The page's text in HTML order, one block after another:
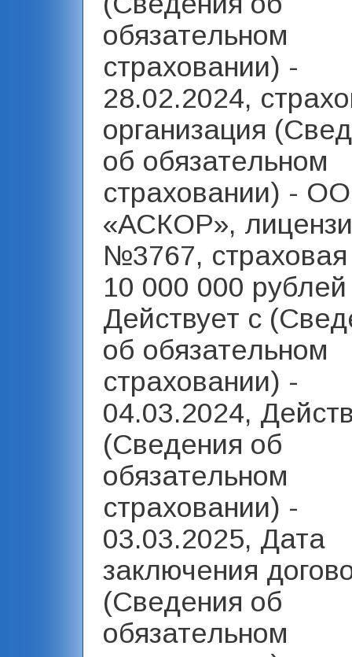
обязательном
страховании) -
28.02.2024,
организация
об обязательном
страховании) -
«АСКОР»,
№3767,
10 000 000
Действует с
об обязательном
страховании) -
04.03.2024,
(Сведения об
обязательном
страховании) -
03.03.2025, Дата
заключения
(Сведения об
обязательном